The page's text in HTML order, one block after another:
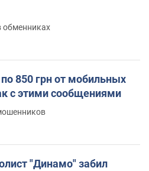
обменниках
850 грн от мобильных
с этими сообщениями
"Динамо" забил